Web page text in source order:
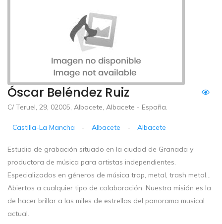
Óscar Beléndez Ruiz
C/ Teruel, 29, 02005, Albacete, Albacete - España.
Castilla-La Mancha - Albacete - Albacete
Estudio de grabación situado en la ciudad de Granada y
productora de música para artistas independientes.
Especializados en géneros de música trap, metal, trash metal…
Abiertos a cualquier tipo de colaboración. Nuestra misión es la
de hacer brillar a las miles de estrellas del panorama musical
actual.